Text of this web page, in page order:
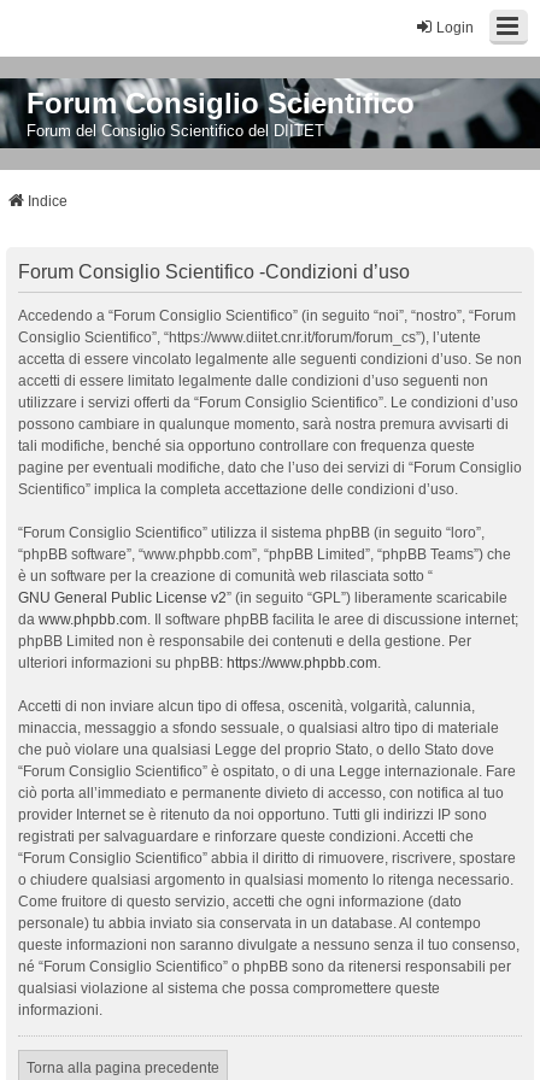
Login
Forum Consiglio Scientifico
Forum del Consiglio Scientifico del DIITET
Indice
Forum Consiglio Scientifico -Condizioni d’uso
Accedendo a “Forum Consiglio Scientifico” (in seguito “noi”, “nostro”, “Forum
Consiglio Scientifico”, “https://www.diitet.cnr.it/forum/forum_cs”), l’utente
accetta di essere vincolato legalmente alle seguenti condizioni d’uso. Se non
accetti di essere limitato legalmente dalle condizioni d’uso seguenti non
utilizzare i servizi offerti da “Forum Consiglio Scientifico”. Le condizioni d’uso
possono cambiare in qualunque momento, sarà nostra premura avvisarti di
tali modifiche, benché sia opportuno controllare con frequenza queste
pagine per eventuali modifiche, dato che l’uso dei servizi di “Forum Consiglio
Scientifico” implica la completa accettazione delle condizioni d’uso.
“Forum Consiglio Scientifico” utilizza il sistema phpBB (in seguito “loro”,
“phpBB software”, “www.phpbb.com”, “phpBB Limited”, “phpBB Teams”) che
è un software per la creazione di comunità web rilasciata sotto “
GNU General Public License v2” (in seguito “GPL”) liberamente scaricabile
da www.phpbb.com. Il software phpBB facilita le aree di discussione internet;
phpBB Limited non è responsabile dei contenuti e della gestione. Per
ulteriori informazioni su phpBB: https://www.phpbb.com.
Accetti di non inviare alcun tipo di offesa, oscenità, volgarità, calunnia,
minaccia, messaggio a sfondo sessuale, o qualsiasi altro tipo di materiale
che può violare una qualsiasi Legge del proprio Stato, o dello Stato dove
“Forum Consiglio Scientifico” è ospitato, o di una Legge internazionale. Fare
ciò porta all’immediato e permanente divieto di accesso, con notifica al tuo
provider Internet se è ritenuto da noi opportuno. Tutti gli indirizzi IP sono
registrati per salvaguardare e rinforzare queste condizioni. Accetti che
“Forum Consiglio Scientifico” abbia il diritto di rimuovere, riscrivere, spostare
o chiudere qualsiasi argomento in qualsiasi momento lo ritenga necessario.
Come fruitore di questo servizio, accetti che ogni informazione (dato
personale) tu abbia inviato sia conservata in un database. Al contempo
queste informazioni non saranno divulgate a nessuno senza il tuo consenso,
né “Forum Consiglio Scientifico” o phpBB sono da ritenersi responsabili per
qualsiasi violazione al sistema che possa compromettere queste
informazioni.
Torna alla pagina precedente